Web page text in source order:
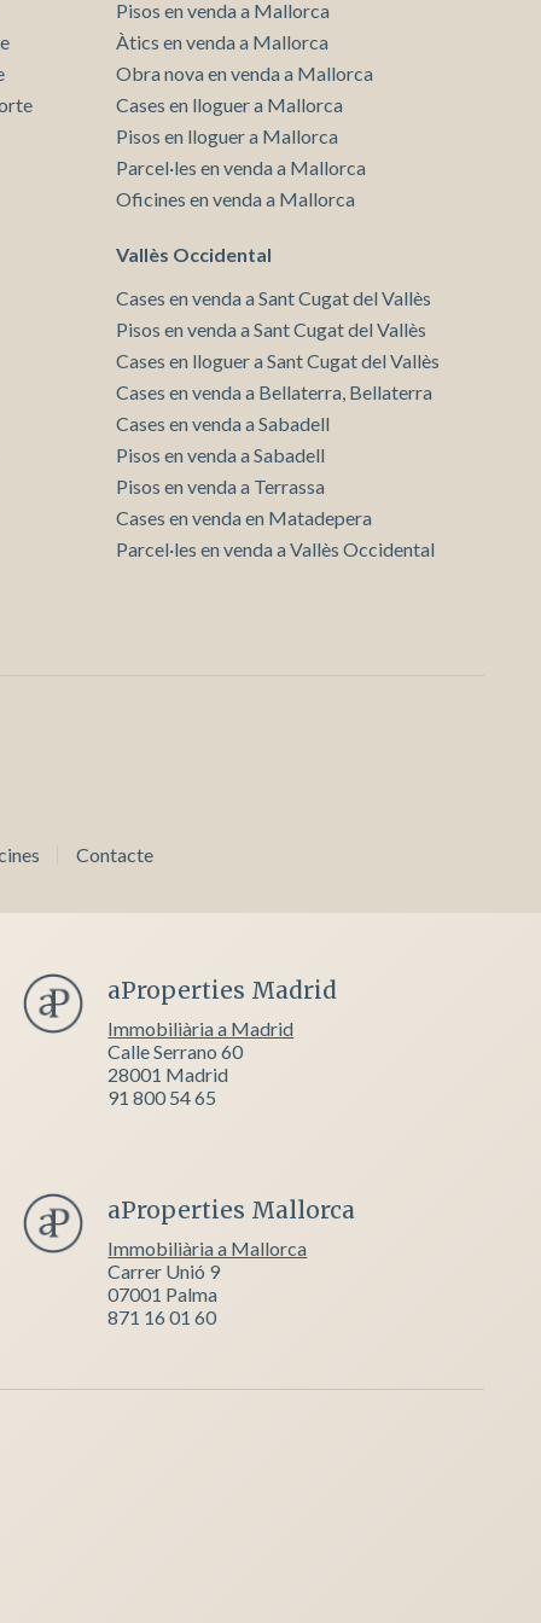
Pisos en venda a Mallorca
Àtics en venda a Mallorca
Obra nova en venda a Mallorca
Cases en lloguer a Mallorca
Pisos en lloguer a Mallorca
Parcel·les en venda a Mallorca
Oficines en venda a Mallorca
Vallès Occidental
Cases en venda a Sant Cugat del Vallès
Pisos en venda a Sant Cugat del Vallès
Cases en lloguer a Sant Cugat del Vallès
Cases en venda a Bellaterra, Bellaterra
Cases en venda a Sabadell
Pisos en venda a Sabadell
Pisos en venda a Terrassa
Cases en venda en Matadepera
Parcel·les en venda a Vallès Occidental
Contacte
aProperties Madrid
Immobiliària a Madrid
Calle Serrano 60
28001 Madrid
91 800 54 65
aProperties Mallorca
Immobiliària a Mallorca
Carrer Unió 9
07001 Palma
871 16 01 60